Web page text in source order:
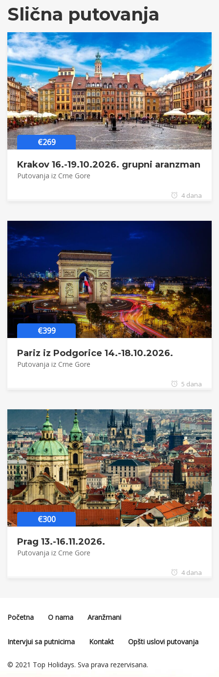
Slična putovanja
€269
Krakov 16.-19.10.2026. grupni aranzman
Putovanja iz Crne Gore
4 dana
€399
Pariz iz Podgorice 14.-18.10.2026.
Putovanja iz Crne Gore
5 dana
€300
Prag 13.-16.11.2026.
Putovanja iz Crne Gore
4 dana
Početna O nama Aranžmani
Intervjui sa putnicima Kontakt Opšti uslovi putovanja
© 2021 Top Holidays. Sva prava rezervisana.